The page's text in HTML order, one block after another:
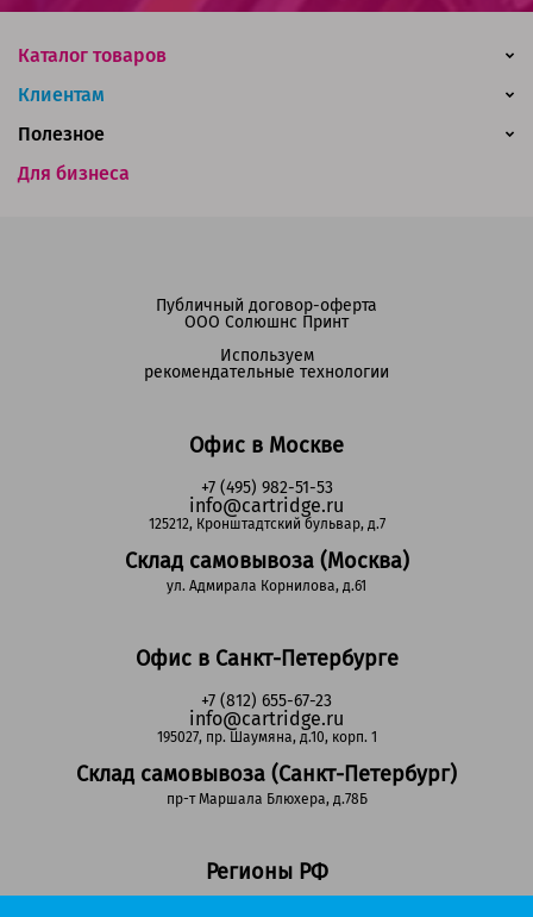
Каталог товаров
Клиентам
Для бизнеса
Полезное
Офис в Москве
+7 (495) 982-51-53
info@cartridge.ru
125212, Кронштадтский бульвар, д.7
Склад самовывоза (Москва)
ул. Адмирала Корнилова, д.61
Офис в Санкт-Петербурге
+7 (812) 655-67-23
info@cartridge.ru
195027, пр. Шаумяна, д.10, корп. 1
Склад самовывоза (Санкт-Петербург)
пр-т Маршала Блюхера, д.78Б
Регионы РФ
Публичный договор-оферта
ООО Солюшнс Принт
Используем
рекомендательные технологии